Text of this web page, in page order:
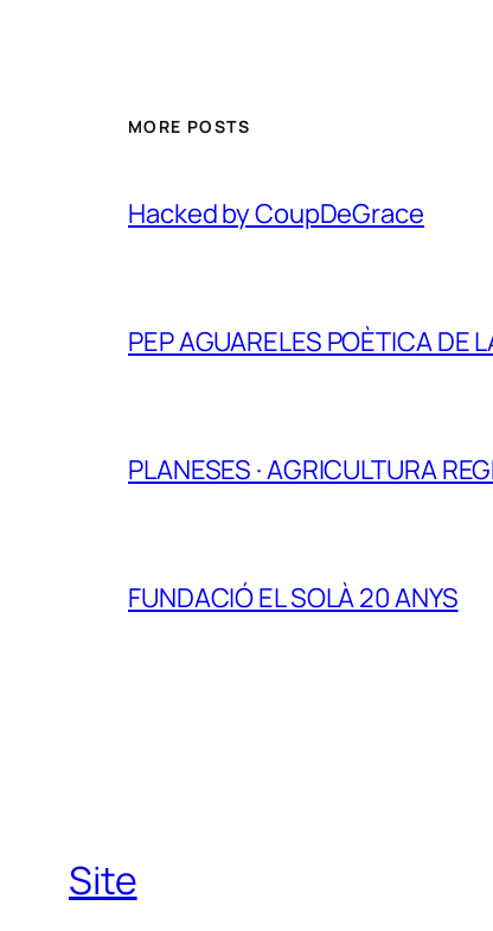
MORE POSTS
Hacked by CoupDeGrace
PEP AGUARELES POÈTICA DE
PLANESES · AGRICULTURA
FUNDACIÓ EL SOLÀ 20 ANYS
Site